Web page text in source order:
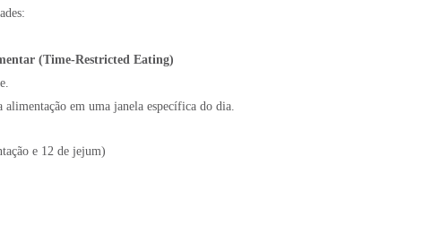
(Time-Restricted Eating)
em uma janela específica do dia.
e 12 de jejum)